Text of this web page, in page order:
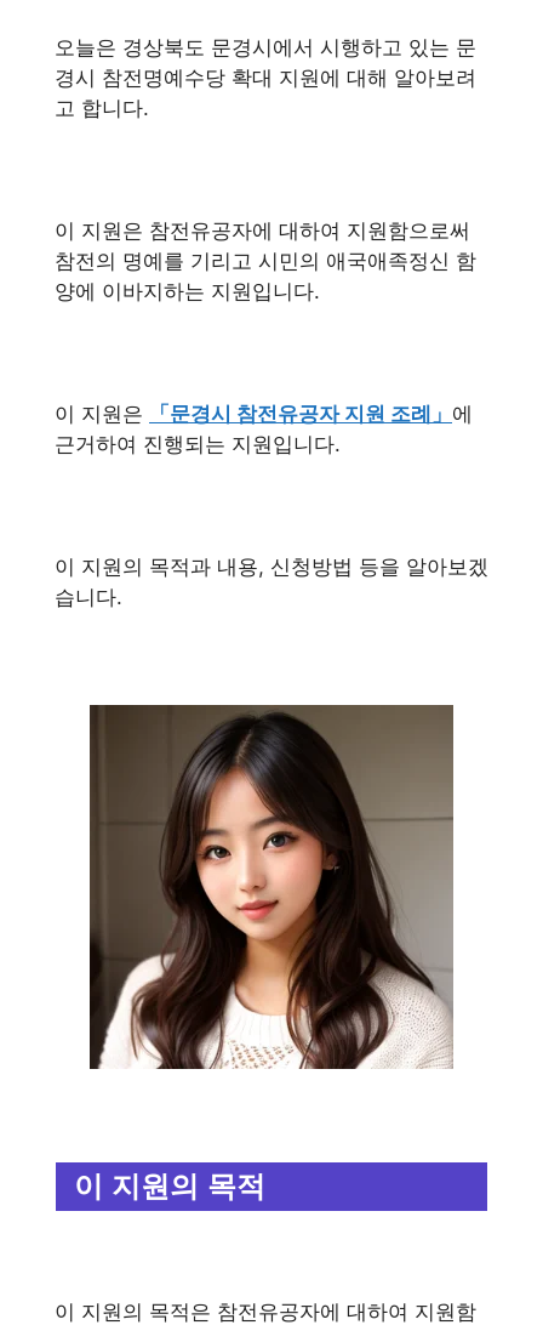
오늘은 경상북도 문경시에서 시행하고 있는 문
경시 참전명예수당 확대 지원에 대해 알아보려
고 합니다.
이 지원은 참전유공자에 대하여 지원함으로써
참전의 명예를 기리고 시민의 애국애족정신 함
양에 이바지하는 지원입니다.
이 지원은 「문경시 참전유공자 지원 조례」 에
근거하여 진행되는 지원입니다.
이 지원의 목적과 내용, 신청방법 등을 알아보겠
습니다.
이 지원의 목적
이 지원의 목적은 참전유공자에 대하여 지원함